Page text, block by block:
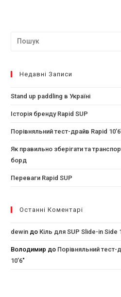
Недавні Записи
Stand up paddling в Україні
Історія бренду Rapid SUP
Порівняльний тест-драйв Rapid
Як правильно зберігати та
борд
Переваги Rapid SUP
Останні Коментарі
dewin до Кіль для SUP Slide-in Side
Володимир до Порівняльний тест-
10’6″